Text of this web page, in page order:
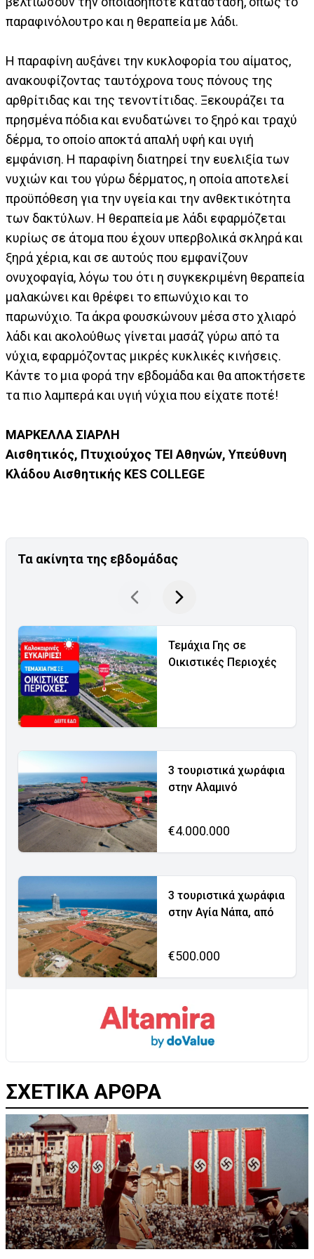
παραφινόλουτρο και η θεραπεία με λάδι.
Η παραφίνη αυξάνει την κυκλοφορία του αίματος,
ανακουφίζοντας ταυτόχρονα τους πόνους της
αρθρίτιδας και της τενοντίτιδας. Ξεκουράζει τα
πρησμένα πόδια και ενυδατώνει το ξηρό και τραχύ
δέρμα, το οποίο αποκτά απαλή υφή και υγιή
εμφάνιση. Η παραφίνη διατηρεί την ευελιξία των
νυχιών και του γύρω δέρματος, η οποία αποτελεί
προϋπόθεση για την υγεία και την ανθεκτικότητα
των δακτύλων. Η θεραπεία με λάδι εφαρμόζεται
κυρίως σε άτομα που έχουν υπερβολικά σκληρά και
ξηρά χέρια, και σε αυτούς που εμφανίζουν
ονυχοφαγία, λόγω του ότι η συγκεκριμένη θεραπεία
μαλακώνει και θρέφει το επωνύχιο και το
παρωνύχιο. Τα άκρα φουσκώνουν μέσα στο χλιαρό
λάδι και ακολούθως γίνεται μασάζ γύρω από τα
νύχια, εφαρμόζοντας μικρές κυκλικές κινήσεις.
Κάντε το μια φορά την εβδομάδα και θα αποκτήσετε
τα πιο λαμπερά και υγιή νύχια που είχατε ποτέ!
ΜΑΡΚΕΛΛΑ ΣΙΑΡΛΗ
Αισθητικός, Πτυχιούχος ΤΕΙ Αθηνών, Υπεύθυνη
Κλάδου Αισθητικής KES COLLEGE
Τα ακίνητα της εβδομάδας
Τεμάχια Γης σε
Οικιστικές Περιοχές
3 τουριστικά χωράφια
στην Αλαμινό
€4.000.000
3 τουριστικά χωράφια
στην Αγία Νάπα, από
€500.000
ΣΧΕΤΙΚΑ ΑΡΘΡΑ